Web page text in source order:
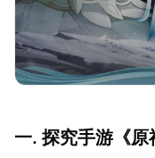
一. 探究手游《原